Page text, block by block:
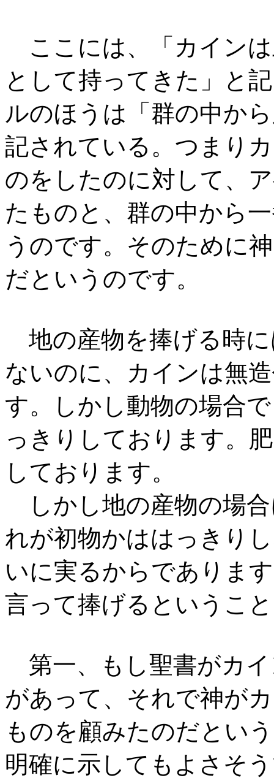
ここには、「カイン
として持ってきた」と
ルのほうは「群の中か
記されている。つまり
のをしたのに対して、
たものと、群の中から
うのです。そのために
だというのです。
地の産物を捧げる時
ないのに、カインは無
す。しかし動物の場合
っきりしております。
しております。
しかし地の産物の場
れが初物かははっきり
いに実るからでありま
言って捧げるというこ
第一、もし聖書がカ
があって、それで神が
ものを顧みたのだとい
明確に示してもよさそ